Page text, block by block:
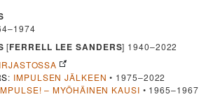
[FERRELL LEE SANDERS] 1940–2022
: IMPULSEN JÄLKEEN • 1975–2022
– MYÖHÄINEN KAUSI • 1965–1967